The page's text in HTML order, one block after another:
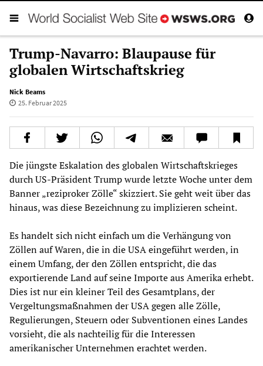
Trump-Navarro: Blaupause für
globalen Wirtschaftskrieg
Nick Beams
25. Februar 2025
Die jüngste Eskalation des globalen Wirtschaftskrieges
durch US-Präsident Trump wurde letzte Woche unter dem
Banner „reziproker Zölle“ skizziert. Sie geht weit über das
hinaus, was diese Bezeichnung zu implizieren scheint.
Es handelt sich nicht einfach um die Verhängung von
Zöllen auf Waren, die in die USA eingeführt werden, in
einem Umfang, der den Zöllen entspricht, die das
exportierende Land auf seine Importe aus Amerika erhebt.
Dies ist nur ein kleiner Teil des Gesamtplans, der
Vergeltungsmaßnahmen der USA gegen alle Zölle,
Regulierungen, Steuern oder Subventionen eines Landes
vorsieht, die als nachteilig für die Interessen
amerikanischer Unternehmen erachtet werden.